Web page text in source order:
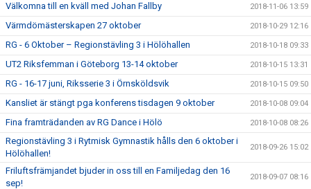
Välkomna till en kväll med Johan Fallby 2018-11-06 13:59
Värmdömästerskapen 27 oktober 2018-10-29 12:16
RG - 6 Oktober – Regionstävling 3 i Hölöhallen 2018-10-18 09:33
UT2 Riksfemman i Göteborg 13-14 oktober 2018-10-15 13:31
RG - 16-17 juni, Riksserie 3 i Örnsköldsvik 2018-10-15 09:50
Kansliet är stängt pga konferens tisdagen 9 oktober 2018-10-08 09:04
Fina framträdanden av RG Dance i Hölö 2018-10-08 08:26
Regionstävling 3 i Rytmisk Gymnastik hålls den 6 oktober i
Hölöhallen!
2018-09-26 15:02
Friluftsfrämjandet bjuder in oss till en Familjedag den 16
sep!
2018-09-07 08:16